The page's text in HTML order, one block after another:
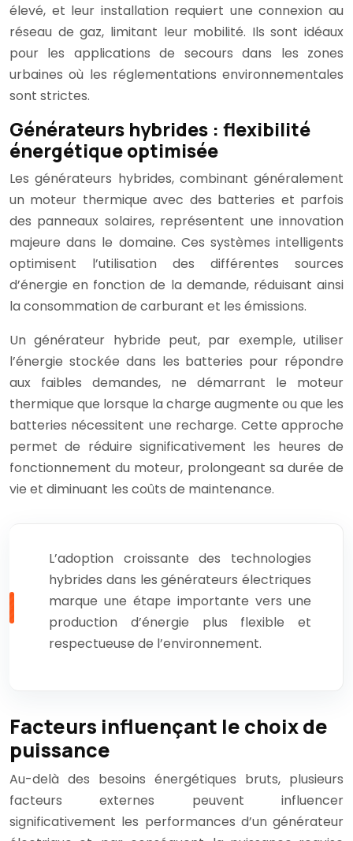
élevé, et leur installation requiert une connexion au
réseau de gaz, limitant leur mobilité. Ils sont idéaux
pour les applications de secours dans les zones
urbaines où les réglementations environnementales
sont strictes.
Générateurs hybrides : flexibilité
énergétique optimisée
Les générateurs hybrides, combinant généralement
un moteur thermique avec des batteries et parfois
des panneaux solaires, représentent une innovation
majeure dans le domaine. Ces systèmes intelligents
optimisent l’utilisation des différentes sources
d’énergie en fonction de la demande, réduisant ainsi
la consommation de carburant et les émissions.
Un générateur hybride peut, par exemple, utiliser
l’énergie stockée dans les batteries pour répondre
aux faibles demandes, ne démarrant le moteur
thermique que lorsque la charge augmente ou que les
batteries nécessitent une recharge. Cette approche
permet de réduire significativement les heures de
fonctionnement du moteur, prolongeant sa durée de
vie et diminuant les coûts de maintenance.
L’adoption croissante des technologies
hybrides dans les générateurs électriques
marque une étape importante vers une
production d’énergie plus flexible et
respectueuse de l’environnement.
Facteurs influençant le choix de
puissance
Au-delà des besoins énergétiques bruts, plusieurs
facteurs externes peuvent influencer
significativement les performances d’un générateur